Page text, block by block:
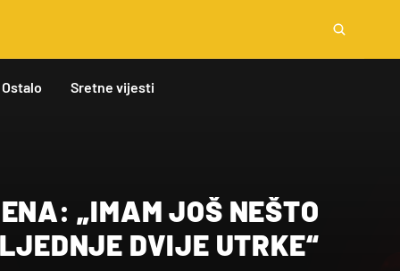
Ostalo Sretne vijesti
„IMAM JOŠ NEŠTO
DVIJE UTRKE“